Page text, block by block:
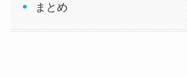
まとめ